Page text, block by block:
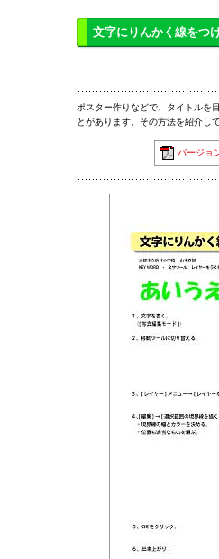
文字にりんかく線をつ
ポスター作りなどで、タイトルを
とがあります。その方法を紹介し
バージョ